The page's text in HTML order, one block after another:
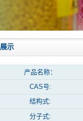
示
产品名称：
CAS号:
结构式:
分子式: